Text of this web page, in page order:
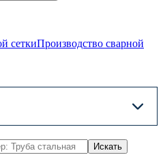
Производство сварной
Искать